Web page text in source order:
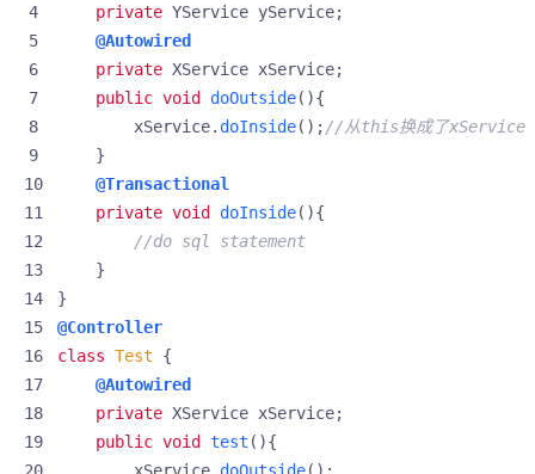
private YService yService;
@Autowired
private XService xService;
public void doOutside(){
xService. doInside(); //从this换成了xService
}
@Transactional
private void doInside(){
//do sql statement
}
}
@Controller
class Test
{
@Autowired
private XService xService;
public void test (){